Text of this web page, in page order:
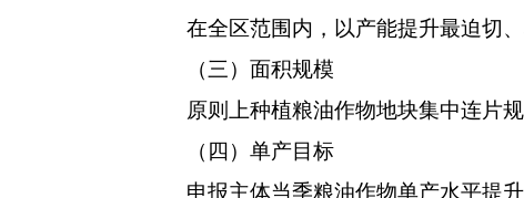
在全区范围内，以产能提升最迫切、
（三）面积规模
原则上种植粮油作物地块集中连片规
（四）单产目标
申报主体当季粮油作物单产水平提升